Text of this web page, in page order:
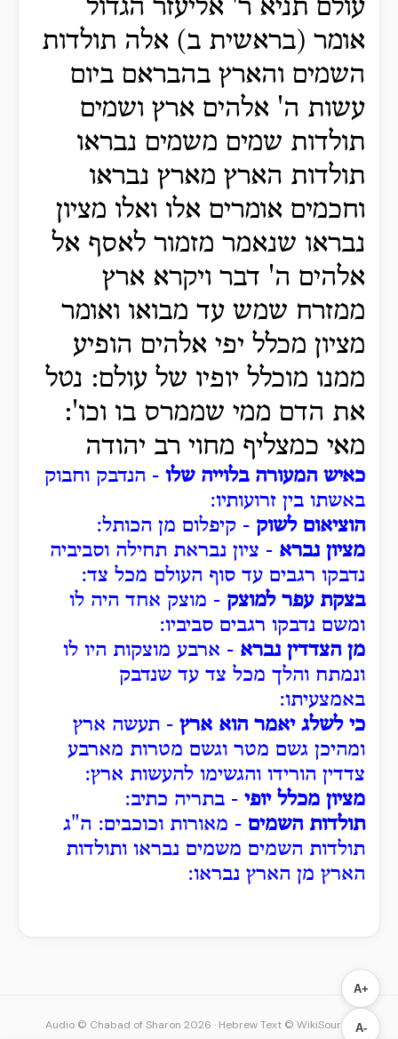
עולם תניא ר' אליעזר הגדול
אומר (בראשית ב) אלה תולדות
השמים והארץ בהבראם ביום
עשות ה' אלהים ארץ ושמים
תולדות שמים משמים נבראו
תולדות הארץ מארץ נבראו
וחכמים אומרים אלו ואלו מציון
נבראו שנאמר מזמור לאסף אל
אלהים ה' דבר ויקרא ארץ
ממזרח שמש עד מבואו ואומר
מציון מכלל יפי אלהים הופיע
ממנו מוכלל יופיו של עולם: נטל
את הדם ממי שממרס בו וכו':
מאי כמצליף מחוי רב יהודה
כאיש המעורה בלוייה שלו - הנדבק וחבוק
באשתו בין זרועותיו:
הוציאום לשוק - קיפלום מן הכותל:
מציון נברא - ציון נבראת תחילה וסביביה
נדבקו רגבים עד סוף העולם מכל צד:
בצקת עפר למוצק - מוצק אחד היה לו
ומשם נדבקו רגבים סביביו:
מן הצדדין נברא - ארבע מוצקות היו לו
ונמתח והלך מכל צד עד שנדבק
באמצעיתו:
כי לשלג יאמר הוא ארץ - תעשה ארץ
ומהיכן גשם מטר וגשם מטרות מארבע
צדדין הורידו והגשימו להעשות ארץ:
מציון מכלל יופי - בתריה כתיב:
תולדות השמים - מאורות וכוכבים: ה"ג
תולדות השמים משמים נבראו ותולדות
הארץ מן הארץ נבראו:
A+
A-
Audio © Chabad of Sharon 2026 · Hebrew Text © WikiSource